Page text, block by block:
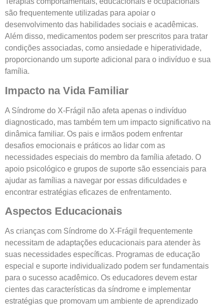
são frequentemente utilizadas para apoiar o
desenvolvimento das habilidades sociais e acadêmicas.
Além disso, medicamentos podem ser prescritos para tratar
condições associadas, como ansiedade e hiperatividade,
proporcionando um suporte adicional para o indivíduo e sua
família.
Impacto na Vida Familiar
A Síndrome do X-Frágil não afeta apenas o indivíduo
diagnosticado, mas também tem um impacto significativo na
dinâmica familiar. Os pais e irmãos podem enfrentar
desafios emocionais e práticos ao lidar com as
necessidades especiais do membro da família afetado. O
apoio psicológico e grupos de suporte são essenciais para
ajudar as famílias a navegar por essas dificuldades e
encontrar estratégias eficazes de enfrentamento.
Aspectos Educacionais
As crianças com Síndrome do X-Frágil frequentemente
necessitam de adaptações educacionais para atender às
suas necessidades específicas. Programas de educação
especial e suporte individualizado podem ser fundamentais
para o sucesso acadêmico. Os educadores devem estar
cientes das características da síndrome e implementar
estratégias que promovam um ambiente de aprendizado